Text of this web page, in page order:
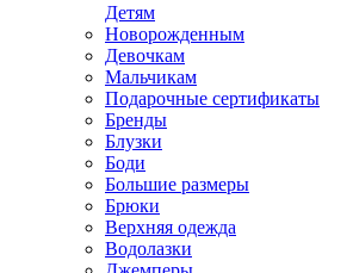
Детям
Новорожденным
Девочкам
Мальчикам
Подарочные сертификаты
Бренды
Блузки
Боди
Большие размеры
Брюки
Верхняя одежда
Водолазки